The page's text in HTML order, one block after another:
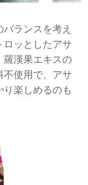
ランスを考え
ロッとしたアサ
羅漢果エキスの
不使用で、アサ
楽しめるのも